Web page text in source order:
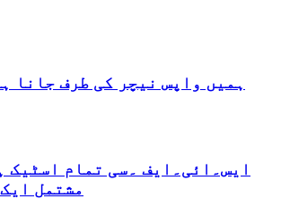
ہمیں واپس نیچر کی طرف جانا
ایس۔ائی۔ایف ۔سی تمام اسٹیک
مشتمل